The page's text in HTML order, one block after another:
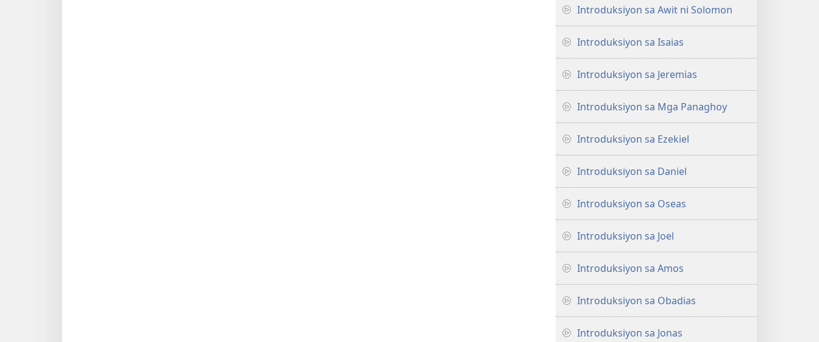
Introduksiyon sa Awit ni Solomon
Introduksiyon sa Isaias
Introduksiyon sa Jeremias
Introduksiyon sa Mga Panaghoy
Introduksiyon sa Ezekiel
Introduksiyon sa Daniel
Introduksiyon sa Oseas
Introduksiyon sa Joel
Introduksiyon sa Amos
Introduksiyon sa Obadias
Introduksiyon sa Jonas